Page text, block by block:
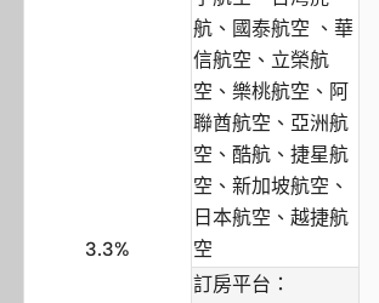
3.3%
航、國泰航空 、華
信航空、立榮航
空、樂桃航空、阿
聯酋航空、亞洲航
空、酷航、捷星航
空、新加坡航空、
日本航空、越捷航
空
訂房平台：